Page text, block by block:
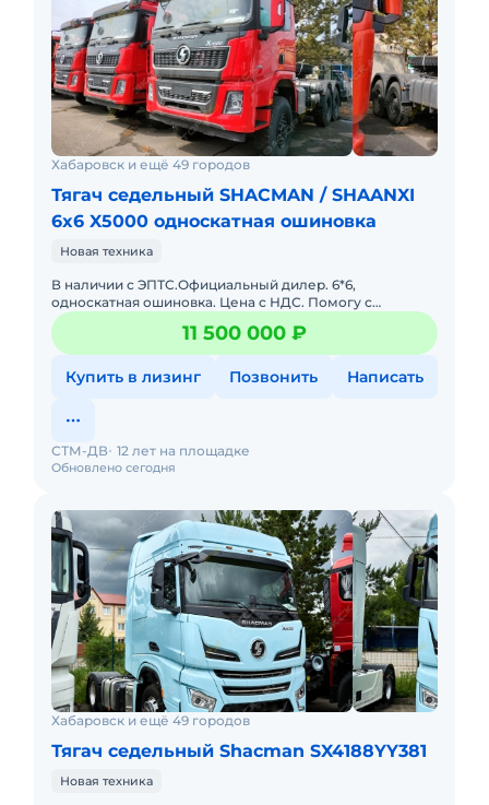
Хабаровск и ещё 49 городов
Тягач седельный SHACMAN / SHAANXI
6x6 X5000 односкатная ошиновка
Новая техника
В наличии с ЭПТС.Официальный дилер. 6*6,
односкатная ошиновка. Цена с НДС. Помогу с
доставкой. Готова к эксплуатации. Возможна продажа
в лизинг. Не требует влож11 500 000 ₽
Купить в лизинг Позвонить Написать
Обновлено сегодня
СТМ-ДВ 12 лет на площадке
Хабаровск и ещё 49 городов
Тягач седельный Shacman SX4188YY381
Новая техника